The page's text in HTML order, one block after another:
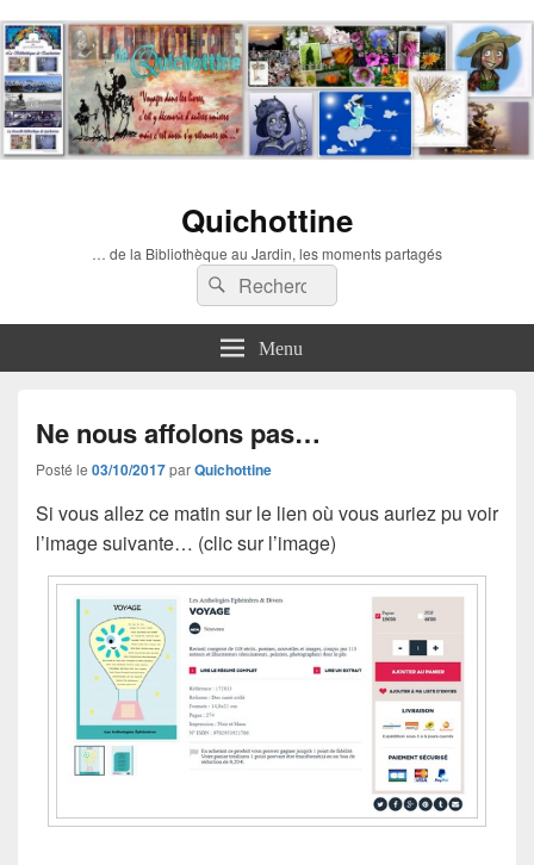
Quichottine
… de la Bibliothèque au Jardin, les moments partagés
Recherche :
Rechercher
Menu
Ne nous affolons pas…
Posté le 03/10/2017parQuichottine
Si vous allez ce matin sur le lien où vous auriez pu voir
l’image suivante… (clic sur l’image)